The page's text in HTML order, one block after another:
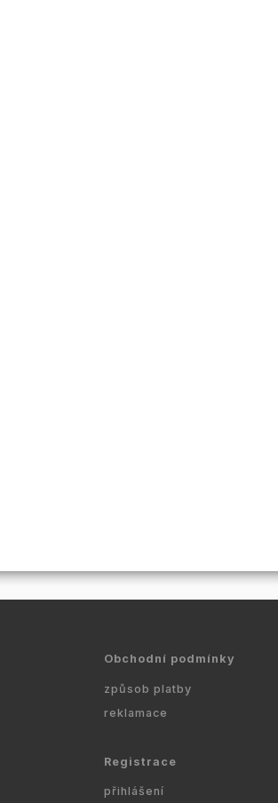
Obchodní podmínky
způsob platby
reklamace
Registrace
přihlášení